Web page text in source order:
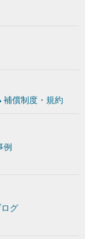
補償制度・規約
例
グ